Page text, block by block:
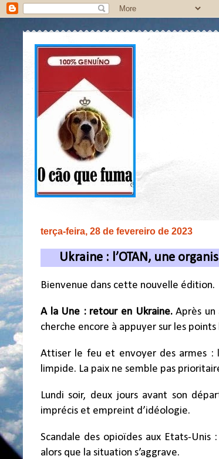
terça-feira, 28 de fevereiro de 2023
Ukraine : l’OTAN, une
Bienvenue dans cette nouvelle édition.
A la Une : retour en Ukraine.Après
cherche encore à appuyer sur les
Attiser le feu et envoyer des armes :
limpide. La paix ne semble pas
Lundi soir, deux jours avant son
imprécis et empreint d’idéologie.
Scandale des opioïdes aux Etats-Unis
alors que la situation s’aggrave.